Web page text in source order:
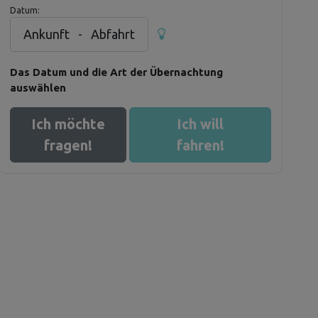
Datum:
Ankunft - Abfahrt
Das Datum und die Art der Übernachtung
auswählen
Ich möchte
fragen!
Ich will
fahren!